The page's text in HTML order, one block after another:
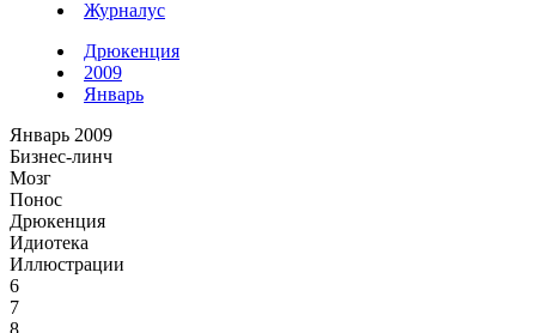
Журналус
Дрюкенция
2009
Январь
Январь 2009
Бизнес-линч
Мозг
Понос
Дрюкенция
Идиотека
Иллюстрации
6
7
8